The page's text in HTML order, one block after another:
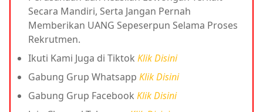
Secara Mandiri, Serta Jangan Pernah
Memberikan UANG Sepeserpun Selama Proses
Rekrutmen.
Ikuti Kami Juga di Tiktok Klik Disini
Gabung Grup Whatsapp Klik Disini
Gabung Grup Facebook Klik Disini